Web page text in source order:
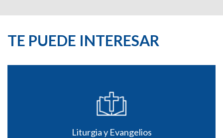
TE PUEDE INTERESAR
Liturgia y Evangelios